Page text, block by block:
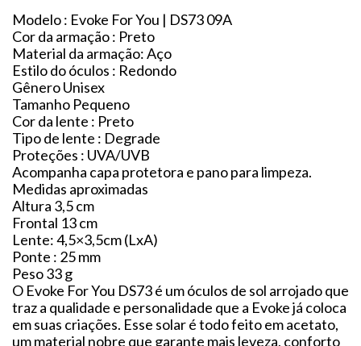
Modelo : Evoke For You | DS73 09A
Cor da armação : Preto
Material da armação: Aço
Estilo do óculos : Redondo
Gênero Unisex
Tamanho Pequeno
Cor da lente : Preto
Tipo de lente : Degrade
Proteções : UVA/UVB
Acompanha capa protetora e pano para limpeza.
Medidas aproximadas
Altura 3,5 cm
Frontal 13 cm
Lente: 4,5×3,5cm (LxA)
Ponte : 25 mm
Peso 33 g
O Evoke For You DS73 é um óculos de sol arrojado que
traz a qualidade e personalidade que a Evoke já coloca
em suas criações. Esse solar é todo feito em acetato,
um material nobre que garante mais leveza, conforto